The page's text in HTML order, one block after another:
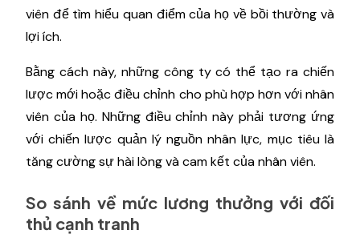
viên để tìm hiểu quan điểm của họ về bồi thường và
lợi ích.
Bằng cách này, những công ty có thể tạo ra chiến
lược mới hoặc điều chỉnh cho phù hợp hơn với nhân
viên của họ. Những điều chỉnh này phải tương ứng
với chiến lược quản lý nguồn nhân lực, mục tiêu là
tăng cường sự hài lòng và cam kết của nhân viên.
So sánh về mức lương thưởng với đối
thủ cạnh tranh